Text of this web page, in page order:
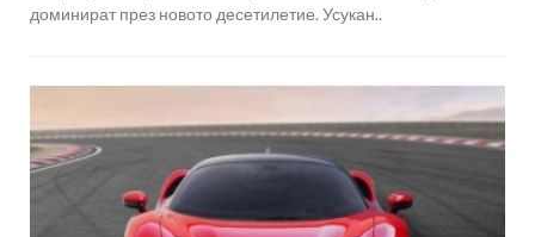
доминират през новото десетилетие. Усукан..